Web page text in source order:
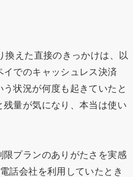
えた直接のきっかけは、以
でのキャッシュレス決済
状況が何度も起きていたと
量が気になり、本当は使い
プランのありがたさを実感
話会社を利用していたとき